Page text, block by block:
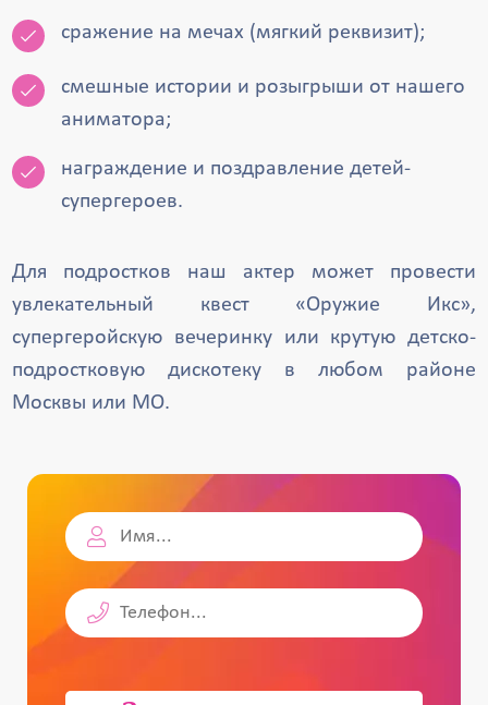
сражение на мечах (мягкий реквизит);
смешные истории и розыгрыши от нашего
аниматора;
награждение и поздравление детей-
супергероев.
Для подростков наш актер может провести
увлекательный квест «Оружие Икс»,
супергеройскую вечеринку или крутую детско-
подростковую дискотеку в любом районе
Москвы или МО.